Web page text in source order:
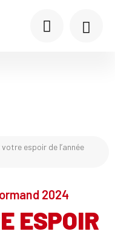
votre espoir de l’année
2024
ESPOIR